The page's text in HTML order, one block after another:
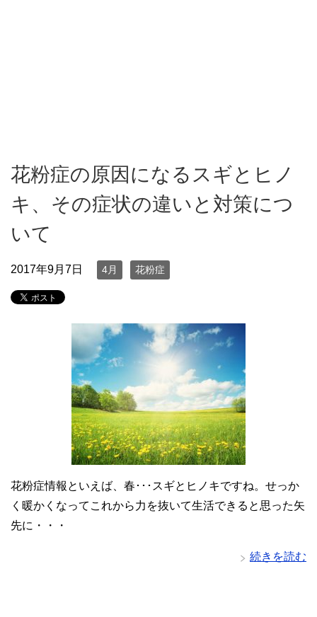
花粉症の原因になるスギとヒノ
キ、その症状の違いと対策につ
いて
2017年9月7日 4月 花粉症
花粉症情報といえば、春･･･スギとヒノキですね。せっか
く暖かくなってこれから力を抜いて生活できると思った矢
先に・・・
続きを読む